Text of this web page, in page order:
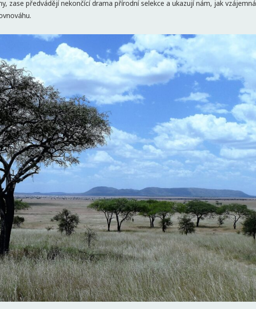
zase předvádějí nekončící drama přírodní selekce a ukazují nám, jak vzájemná